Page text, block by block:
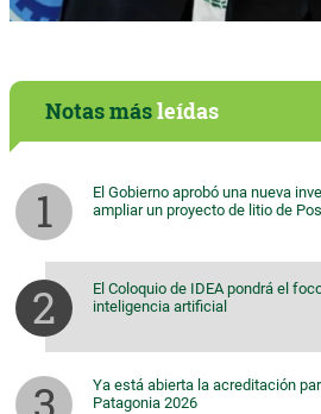
Notas másleídas
El Gobierno aprobó una nueva
ampliar un proyecto de litio de
El Coloquio de IDEA pondrá el
inteligencia artificial
Ya está abierta la acreditación
Patagonia 2026